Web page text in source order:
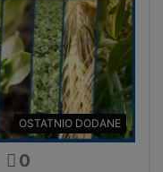
OSTATNIO DODANE
0